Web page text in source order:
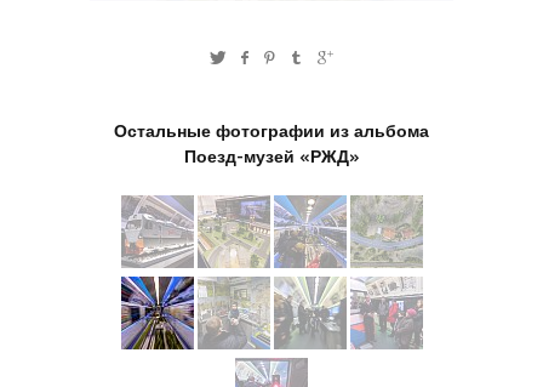
Остальные фотографии из альбома
Поезд-музей «РЖД»